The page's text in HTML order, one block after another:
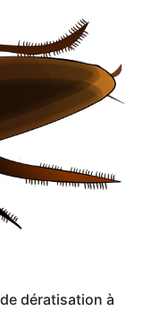
dératisation à